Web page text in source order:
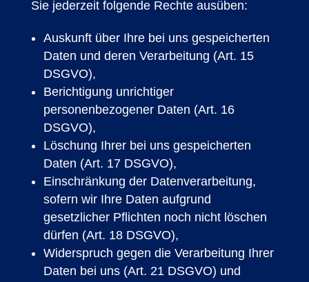
Sie jederzeit folgende Rechte ausüben:
Auskunft über Ihre bei uns gespeicherten
Daten und deren Verarbeitung (Art. 15
DSGVO),
Berichtigung unrichtiger
personenbezogener Daten (Art. 16
DSGVO),
Löschung Ihrer bei uns gespeicherten
Daten (Art. 17 DSGVO),
Einschränkung der Datenverarbeitung,
sofern wir Ihre Daten aufgrund
gesetzlicher Pflichten noch nicht löschen
dürfen (Art. 18 DSGVO),
Widerspruch gegen die Verarbeitung Ihrer
Daten bei uns (Art. 21 DSGVO) und